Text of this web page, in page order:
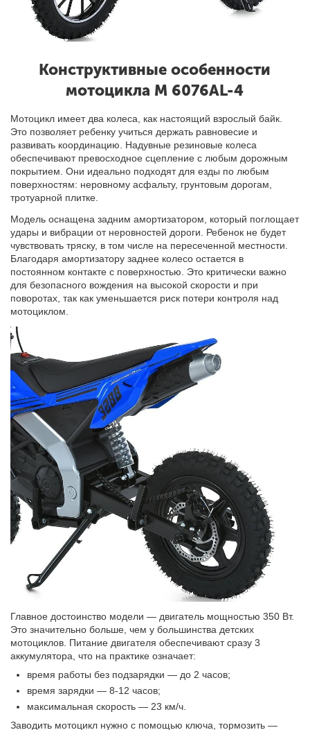
Конструктивные особенности
мотоцикла M 6076AL-4
Мотоцикл имеет два колеса, как настоящий взрослый байк.
Это позволяет ребенку учиться держать равновесие и
развивать координацию. Надувные резиновые колеса
обеспечивают превосходное сцепление с любым дорожным
покрытием. Они идеально подходят для езды по любым
поверхностям: неровному асфальту, грунтовым дорогам,
тротуарной плитке.
Модель оснащена задним амортизатором, который поглощает
удары и вибрации от неровностей дороги. Ребенок не будет
чувствовать тряску, в том числе на пересеченной местности.
Благодаря амортизатору заднее колесо остается в
постоянном контакте с поверхностью. Это критически важно
для безопасного вождения на высокой скорости и при
поворотах, так как уменьшается риск потери контроля над
мотоциклом.
Главное достоинство модели — двигатель мощностью 350 Вт.
Это значительно больше, чем у большинства детских
мотоциклов. Питание двигателя обеспечивают сразу 3
аккумулятора, что на практике означает:
время работы без подзарядки — до 2 часов;
время зарядки — 8-12 часов;
максимальная скорость — 23 км/ч.
Заводить мотоцикл нужно с помощью ключа, тормозить —